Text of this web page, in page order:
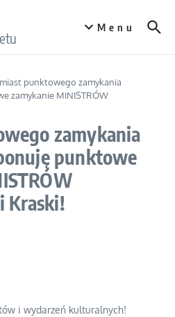
Menu
punktowego zamykania
zamykanie MINISTRÓW
zamykania
punktowe
Kraski!
i wydarzeń kulturalnych!